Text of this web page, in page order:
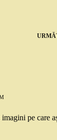
pe care